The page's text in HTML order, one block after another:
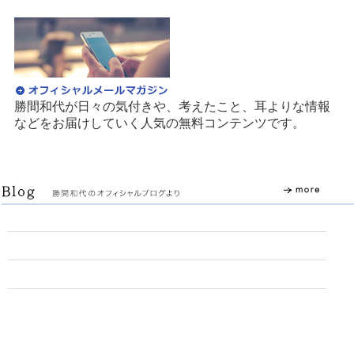
勝間和代が日々の気付きや、考えたこと、耳よりな情報
などをお届けしていく人気の無料コンテンツです。